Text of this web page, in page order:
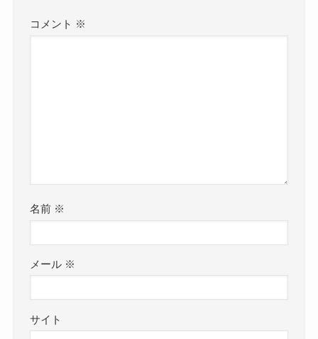
コメント ※
名前 ※
メール ※
サイト